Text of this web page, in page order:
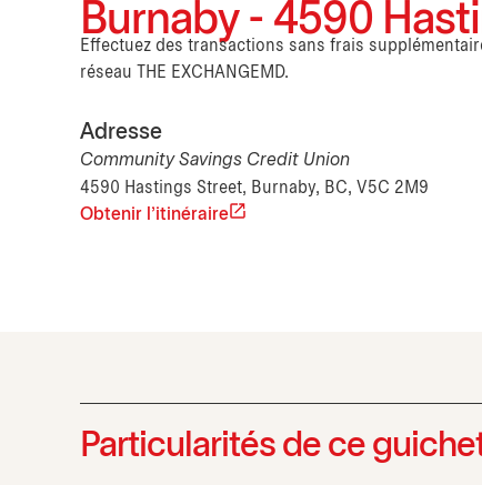
Burnaby - 4590
Effectuez des transactions sans frais
réseau THE EXCHANGEMD.
Adresse
Community Savings Credit Union
4590 Hastings Street, Burnaby, BC, V5C 2M9
Obtenir l'itinéraire
Particularités de ce